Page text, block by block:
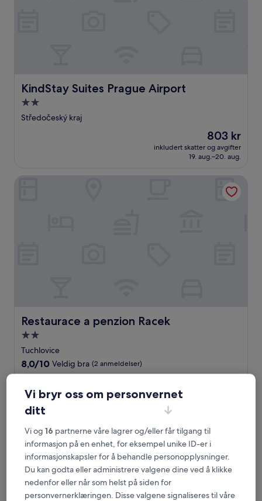
KindStay Suites Prague Airport
KindStay Suites Prague Airport
Overnattingssted
med
Středočeský kraj
Prisen
er
803 kr
803 kr
inkludert skatter og avgifter
19. aug.–20. aug.
Restaurace a penzion Racek
Restaurace a penzion Racek
Overnattingssted
med
2.0
stjerner
Tuchlovice
8.0
av
Veldig
bra,
(2
anmeldelser)
8,0/10 Veldig bra (2 anmeldelser)
inkludert skatter og avgifter
Hotel Hoffmann
Vi bryr oss om personvernet
ditt
Vi og 16 partnerne våre lagrer og/eller får tilgang til
informasjon på en enhet, for eksempel unike ID-er i
informasjonskapsler for å behandle personopplysninger.
Du kan godta eller administrere valgene dine ved å klikke
nedenfor eller når som helst på siden for
personvernerklæringen. Disse valgene signaliseres til våre